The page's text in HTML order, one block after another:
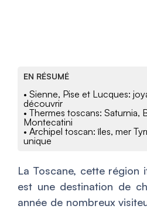
EN RÉSUMÉ
• Sienne, Pise et Lucques:
découvrir
• Thermes toscans: Saturnia,
Montecatini
• Archipel toscan: îles, mer
unique
La Toscane, cette région
est une destination de
année de nombreux